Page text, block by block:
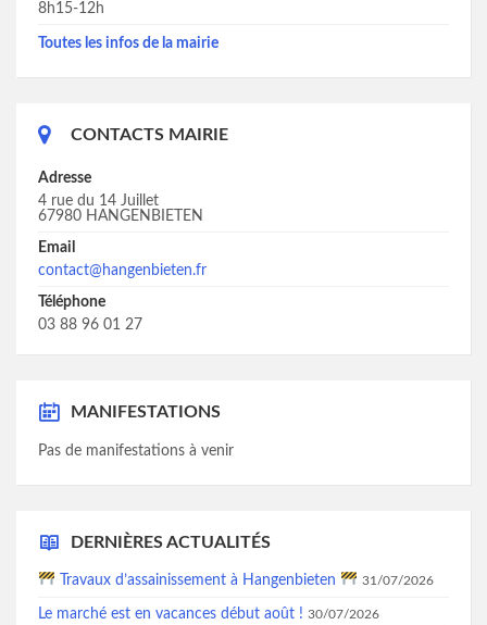
8h15-12h
Toutes les infos de la mairie
CONTACTS MAIRIE
Adresse
4 rue du 14 Juillet
67980 HANGENBIETEN
Email
contact@hangenbieten.fr
Téléphone
03 88 96 01 27
MANIFESTATIONS
Pas de manifestations à venir
DERNIÈRES ACTUALITÉS
Travaux d’assainissement à Hangenbieten 31/07/2026
Le marché est en vacances début août ! 30/07/2026